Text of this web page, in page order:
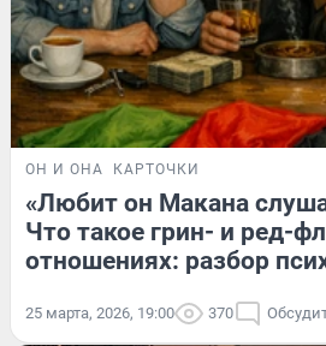
ОН И ОНА КАРТОЧКИ
«Любит он Макана
Что такое грин- и ред-
отношениях: разбор
25 марта, 2026, 19:00 370